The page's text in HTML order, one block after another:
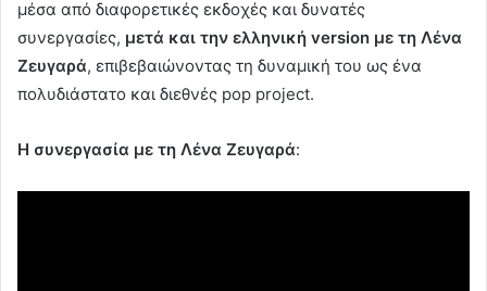
μέσα από διαφορετικές εκδοχές και δυνατές
συνεργασίες, μετά και την ελληνική version με τη Λένα
Ζευγαρά, επιβεβαιώνοντας τη δυναμική του ως ένα
πολυδιάστατο και διεθνές pop project.
Η συνεργασία με τη Λένα Ζευγαρά: